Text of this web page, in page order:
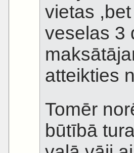
vietas
veselas 3
atteikties
Tomēr
būtībā